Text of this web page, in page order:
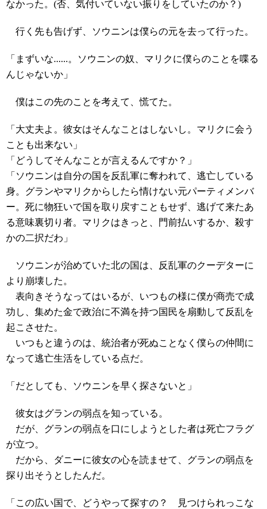
なかった。(否、気付いていない振りをしていたのか？)
行く先も告げず、ソウニンは僕らの元を去って行った。
「まずいな......。ソウニンの奴、マリクに僕らのことを喋る
んじゃないか」
僕はこの先のことを考えて、慌てた。
「大丈夫よ。彼女はそんなことはしないし。マリクに会う
ことも出来ない」
「どうしてそんなことが言えるんですか？」
「ソウニンは自分の国を反乱軍に奪われて、逃亡している
身。グランやマリクからしたら情けない元パーティメンバ
ー。死に物狂いで国を取り戻すこともせず、逃げて来たあ
る意味裏切り者。マリクはきっと、門前払いするか、殺す
かの二択だわ」
ソウニンが治めていた北の国は、反乱軍のクーデターに
より崩壊した。
表向きそうなってはいるが、いつもの様に僕が商売で成
功し、集めた金で政治に不満を持つ国民を扇動して反乱を
起こさせた。
いつもと違うのは、統治者が死ぬことなく僕らの仲間に
なって逃亡生活をしている点だ。
「だとしても、ソウニンを早く探さないと」
彼女はグランの弱点を知っている。
だが、グランの弱点を口にしようとした者は死亡フラグ
が立つ。
だから、ダニーに彼女の心を読ませて、グランの弱点を
探り出そうとしたんだ。
「この広い国で、どうやって探すの？ 見つけられっこな